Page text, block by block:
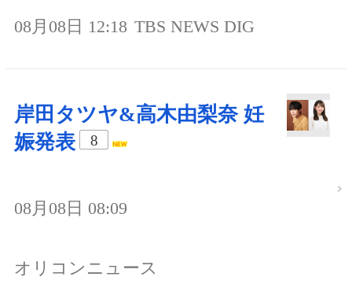
08月08日 12:18 TBS NEWS DIG
岸田タツヤ&高木由梨奈 妊
娠発表
8
08月08日 08:09
オリコンニュース